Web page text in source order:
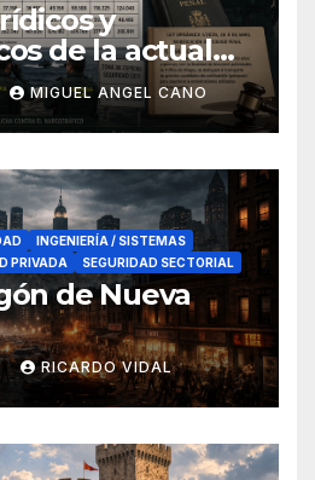
y
de la actual
el narcotráfico
MIGUEL ANGEL CANO
INGENIERÍA / SISTEMAS
PRIVADA
SEGURIDAD SECTORIAL
de Nueva
RICARDO VIDAL